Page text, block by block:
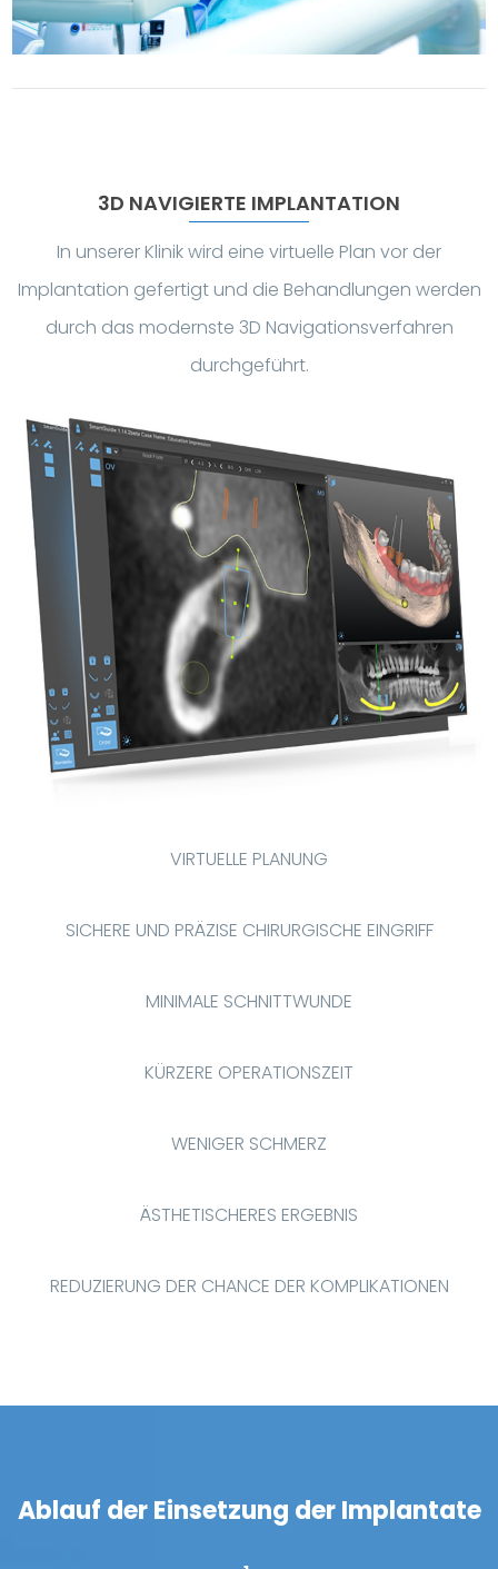
3D NAVIGIERTE IMPLANTATION
In unserer Klinik wird eine virtuelle Plan vor der
Implantation gefertigt und die Behandlungen werden
durch das modernste 3D Navigationsverfahren
durchgeführt.
VIRTUELLE PLANUNG
SICHERE UND PRÄZISE CHIRURGISCHE EINGRIFF
MINIMALE SCHNITTWUNDE
KÜRZERE OPERATIONSZEIT
WENIGER SCHMERZ
ÄSTHETISCHERES ERGEBNIS
REDUZIERUNG DER CHANCE DER KOMPLIKATIONEN
Ablauf der Einsetzung der Implantate